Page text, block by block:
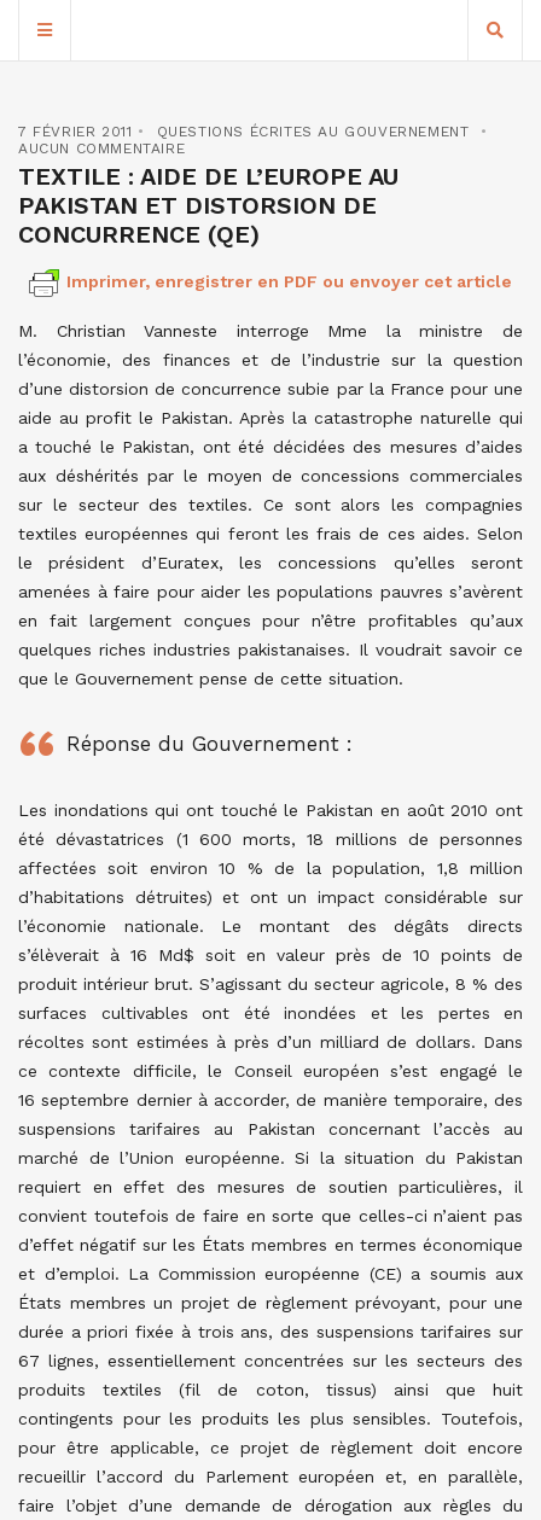
7 FÉVRIER 2011
QUESTIONS ÉCRITES AU GOUVERNEMENT
AUCUN COMMENTAIRE
TEXTILE : AIDE DE L’EUROPE AU
PAKISTAN ET DISTORSION DE
CONCURRENCE (QE)
Imprimer, enregistrer en PDF ou envoyer cet article
M. Christian Vanneste interroge Mme la ministre de
l’économie, des finances et de l’industrie sur la question
d’une distorsion de concurrence subie par la France pour une
aide au profit le Pakistan. Après la catastrophe naturelle qui
a touché le Pakistan, ont été décidées des mesures d’aides
aux déshérités par le moyen de concessions commerciales
sur le secteur des textiles. Ce sont alors les compagnies
textiles européennes qui feront les frais de ces aides. Selon
le président d’Euratex, les concessions qu’elles seront
amenées à faire pour aider les populations pauvres s’avèrent
en fait largement conçues pour n’être profitables qu’aux
quelques riches industries pakistanaises. Il voudrait savoir ce
que le Gouvernement pense de cette situation.
Réponse du Gouvernement :
Les inondations qui ont touché le Pakistan en août 2010 ont
été dévastatrices (1 600 morts, 18 millions de personnes
affectées soit environ 10 % de la population, 1,8 million
d’habitations détruites) et ont un impact considérable sur
l’économie nationale. Le montant des dégâts directs
s’élèverait à 16 Md$ soit en valeur près de 10 points de
produit intérieur brut. S’agissant du secteur agricole, 8 % des
surfaces cultivables ont été inondées et les pertes en
récoltes sont estimées à près d’un milliard de dollars. Dans
ce contexte difficile, le Conseil européen s’est engagé le
16 septembre dernier à accorder, de manière temporaire, des
suspensions tarifaires au Pakistan concernant l’accès au
marché de l’Union européenne. Si la situation du Pakistan
requiert en effet des mesures de soutien particulières, il
convient toutefois de faire en sorte que celles-ci n’aient pas
d’effet négatif sur les États membres en termes économique
et d’emploi. La Commission européenne (CE) a soumis aux
États membres un projet de règlement prévoyant, pour une
durée a priori fixée à trois ans, des suspensions tarifaires sur
67 lignes, essentiellement concentrées sur les secteurs des
produits textiles (fil de coton, tissus) ainsi que huit
contingents pour les produits les plus sensibles. Toutefois,
pour être applicable, ce projet de règlement doit encore
recueillir l’accord du Parlement européen et, en parallèle,
faire l’objet d’une demande de dérogation aux règles du